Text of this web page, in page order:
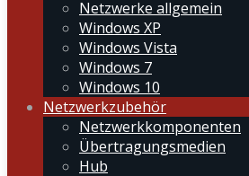
Netzwerke allgemein
Windows XP
Windows Vista
Windows 7
Windows 10
Netzwerkzubehör
Netzwerkkomponenten
Übertragungsmedien
Hub